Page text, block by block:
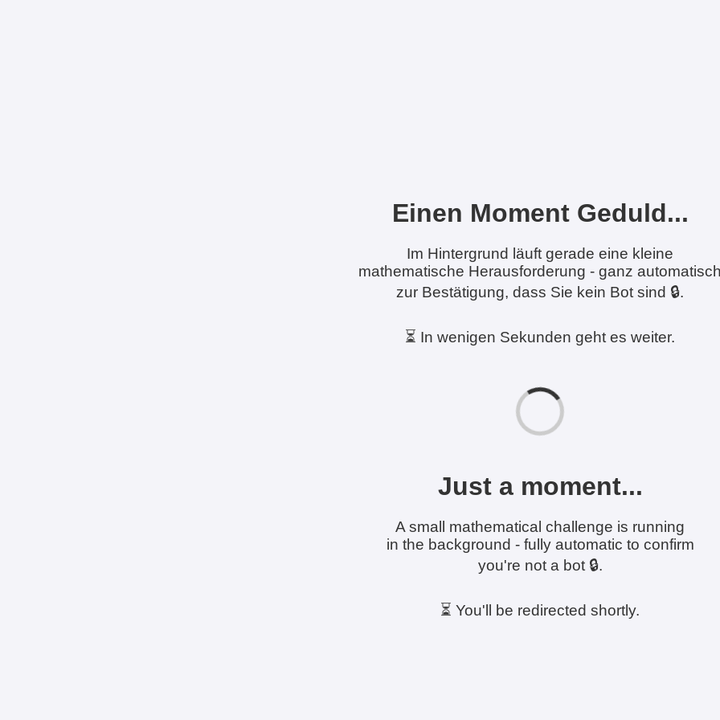
Einen Moment Geduld...
Im Hintergrund läuft gerade eine kleine
mathematische Herausforderung - ganz
zur Bestätigung, dass Sie kein Bot sind 🔒.
⏳ In wenigen Sekunden geht es weiter.
Just a moment...
A small mathematical challenge is running
in the background - fully automatic to confirm
you're not a bot 🔒.
⏳ You'll be redirected shortly.